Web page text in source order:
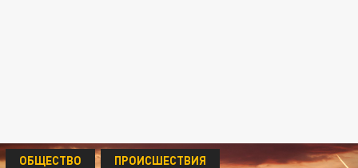
ОБЩЕСТВО ПРОИСШЕСТВИЯ